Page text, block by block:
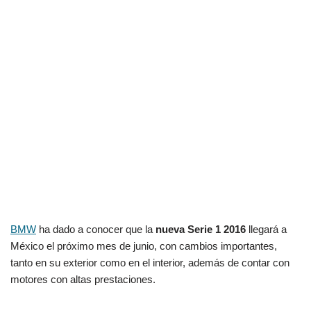
BMW ha dado a conocer que la nueva Serie 1 2016 llegará a
México el próximo mes de junio, con cambios importantes,
tanto en su exterior como en el interior, además de contar con
motores con altas prestaciones.